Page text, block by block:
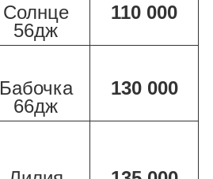
Солнце
56дж
110 000
Бабочка
66дж
130 000